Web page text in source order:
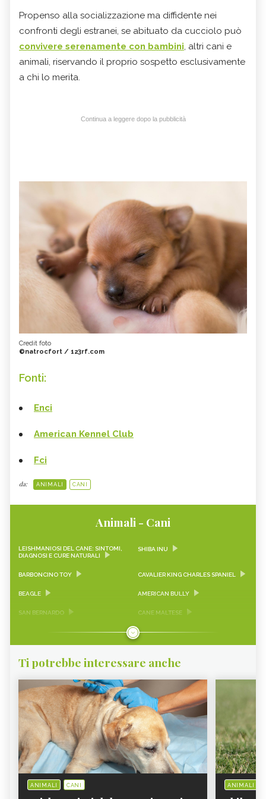
Propenso alla socializzazione ma diffidente nei
confronti degli estranei, se abituato da cucciolo può
convivere serenamente con bambini, altri cani e
animali, riservando il proprio sospetto esclusivamente
a chi lo merita.
Continua a leggere dopo la pubblicità
Credit foto
©natrocfort / 123rf.com
Fonti:
Enci
American Kennel Club
Fci
da: ANIMALI CANI
Animali - Cani
LEISHMANIOSI DEL CANE: SINTOMI,
DIAGNOSI E CURE NATURALI
SHIBA INU
BARBONCINO TOY CAVALIER KING CHARLES SPANIEL
BEAGLE AMERICAN BULLY
SAN BERNARDO CANE MALTESE
DOGO ARGENTINO
ROTTWEILER
JACK RUSSELL TERRIER BOVARO DEL BERNESE
PITBULL GOLDEN RETRIEVER
BULLDOG FRANCESE BULLDOG INGLESE
BORDER COLLIE KANGAL
VOLPINO DI POMERANIA PECHINESE
AIREDALE TERRIER
Ti potrebbe interessare anche
ANIMALI CANI ANIMALI